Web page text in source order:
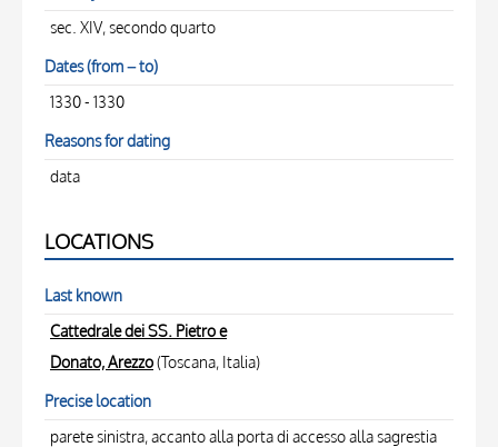
sec. XIV, secondo quarto
Dates (from – to)
1330 - 1330
Reasons for dating
data
LOCATIONS
Last known
Cattedrale dei SS. Pietro e
Donato, Arezzo(Toscana, Italia)
Precise location
parete sinistra, accanto alla porta di accesso alla sagrestia